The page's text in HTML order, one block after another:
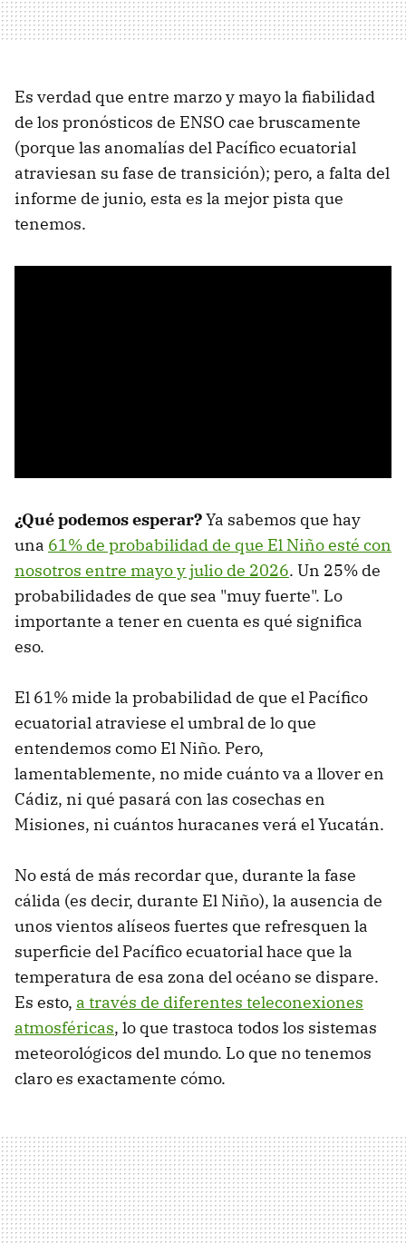
Es verdad que entre marzo y mayo la fiabilidad
de los pronósticos de ENSO cae bruscamente
(porque las anomalías del Pacífico ecuatorial
atraviesan su fase de transición); pero, a falta del
informe de junio, esta es la mejor pista que
tenemos.
¿Qué podemos esperar?Ya sabemos que hay
una 61% de probabilidad de que El Niño esté con
nosotros entre mayo y julio de 2026. Un 25% de
probabilidades de que sea "muy fuerte". Lo
importante a tener en cuenta es qué significa
eso.
El 61% mide la probabilidad de que el Pacífico
ecuatorial atraviese el umbral de lo que
entendemos como El Niño. Pero,
lamentablemente, no mide cuánto va a llover en
Cádiz, ni qué pasará con las cosechas en
Misiones, ni cuántos huracanes verá el Yucatán.
No está de más recordar que, durante la fase
cálida (es decir, durante El Niño), la ausencia de
unos vientos alíseos fuertes que refresquen la
superficie del Pacífico ecuatorial hace que la
temperatura de esa zona del océano se dispare.
Es esto, a través de diferentes teleconexiones
atmosféricas, lo que trastoca todos los sistemas
meteorológicos del mundo. Lo que no tenemos
claro es exactamente cómo.